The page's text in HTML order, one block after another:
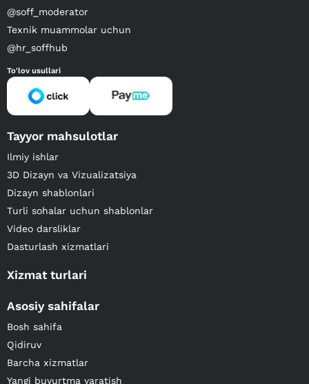
@soff_moderator
Texnik muammolar uchun
@hr_soffhub
To'lov usullari
Tayyor mahsulotlar
Ilmiy ishlar
3D Dizayn va Vizualizatsiya
Dizayn shablonlari
Turli sohalar uchun shablonlar
Video darsliklar
Dasturlash xizmatlari
Xizmat turlari
Asosiy sahifalar
Bosh sahifa
Qidiruv
Barcha xizmatlar
Yangi buyurtma yaratish